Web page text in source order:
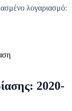
λογαριασμό:
2020-